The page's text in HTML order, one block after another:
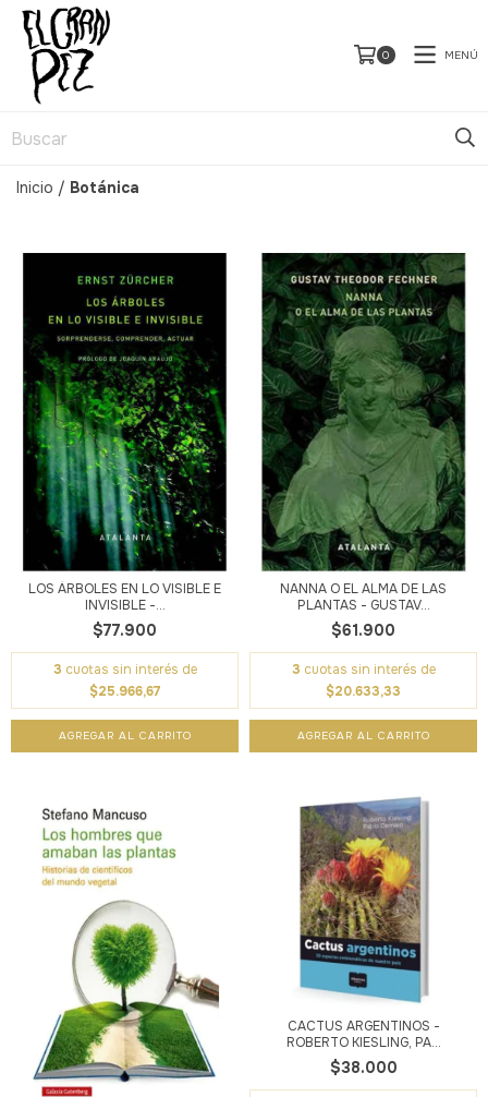
0 MENÚ
Inicio / Botánica
LOS ÁRBOLES EN LO VISIBLE E
INVISIBLE -...
$77.900
3 cuotas sin interés de
$25.966,67
NANNA O EL ALMA DE LAS
PLANTAS - GUSTAV...
$61.900
3 cuotas sin interés de
$20.633,33
CACTUS ARGENTINOS -
ROBERTO KIESLING, PA...
$38.000